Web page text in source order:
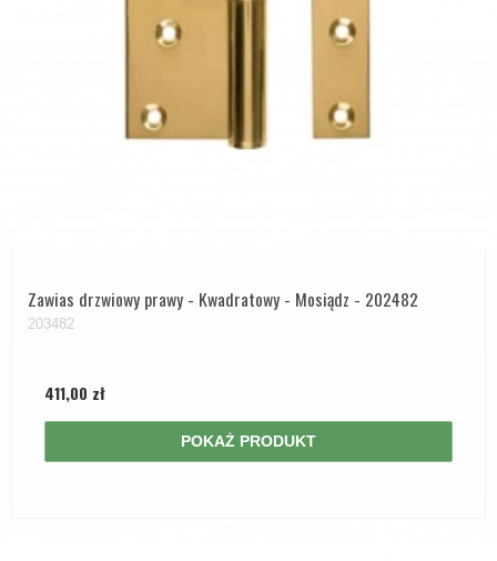
Zawias drzwiowy prawy - Kwadratowy - Mosiądz - 202482
203482
411,00 zł
POKAŻ PRODUKT